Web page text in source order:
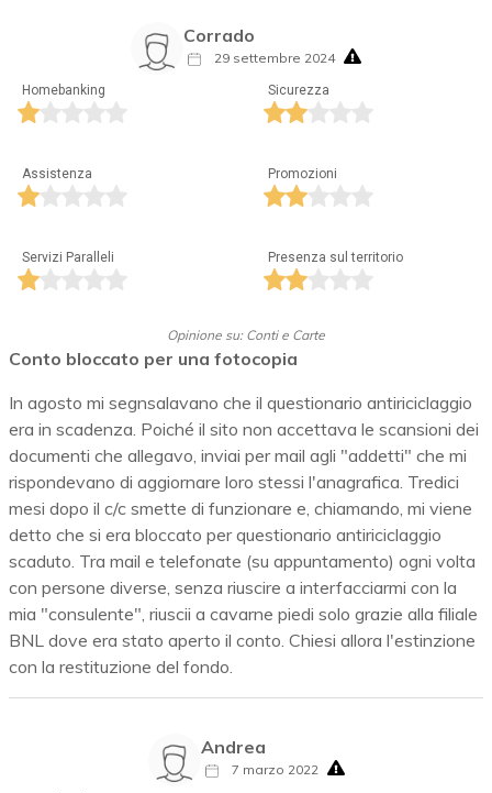
Corrado
29 settembre 2024
Homebanking Sicurezza
Assistenza Promozioni
Servizi Paralleli Presenza sul territorio
Opinione su: Conti e Carte
Conto bloccato per una fotocopia
In agosto mi segnsalavano che il questionario antiriciclaggio
era in scadenza. Poiché il sito non accettava le scansioni dei
documenti che allegavo, inviai per mail agli "addetti" che mi
rispondevano di aggiornare loro stessi l'anagrafica. Tredici
mesi dopo il c/c smette di funzionare e, chiamando, mi viene
detto che si era bloccato per questionario antiriciclaggio
scaduto. Tra mail e telefonate (su appuntamento) ogni volta
con persone diverse, senza riuscire a interfacciarmi con la
mia "consulente", riuscii a cavarne piedi solo grazie alla filiale
BNL dove era stato aperto il conto. Chiesi allora l'estinzione
con la restituzione del fondo.
Andrea
7 marzo 2022